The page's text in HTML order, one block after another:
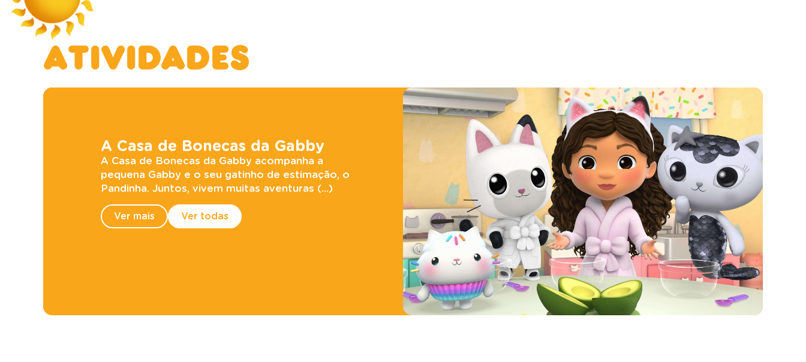
Atividades
A Casa de Bonecas da Gabby
A Casa de Bonecas da Gabby acompanha a
pequena Gabby e o seu gatinho de estimação, o
Pandinha. Juntos, vivem muitas aventuras (...)
Ver mais Ver todas